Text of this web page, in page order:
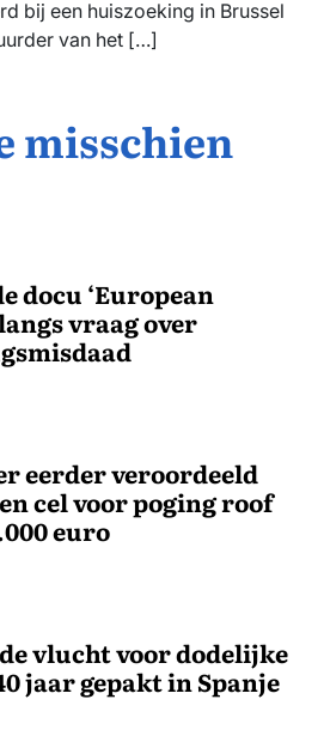
bij een huiszoeking in Brussel
van het […]
misschien
docu ‘European
vraag over
eerder veroordeeld
cel voor poging roof
euro
vlucht voor dodelijke
jaar gepakt in Spanje